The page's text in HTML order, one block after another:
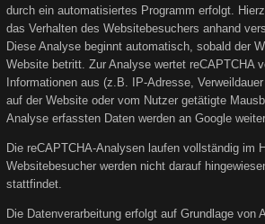
durch ein automatisiertes Programm erfolgt.
das Verhalten des Websitebesuchers anhand
Diese Analyse beginnt automatisch, sobald der
Website betritt. Zur Analyse wertet reCAPTCHA
Informationen aus (z.B. IP-Adresse,
auf der Website oder vom Nutzer getätigte
Analyse erfassten Daten werden an Google
Die reCAPTCHA-Analysen laufen vollständig im
Websitebesucher werden nicht darauf
stattfindet.
Die Datenverarbeitung erfolgt auf Grundlage von